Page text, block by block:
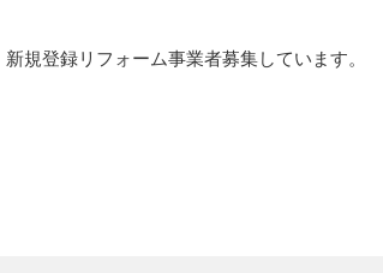
規登録リフォーム事業者募集しています。